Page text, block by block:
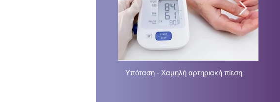
Υπόταση - Χαμηλή αρτηριακή πίεση